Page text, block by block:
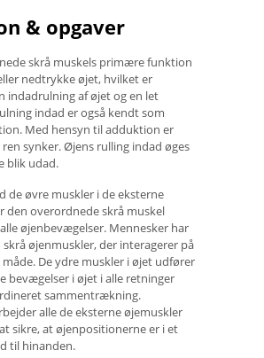
& opgaver
skrå muskels primære funktion
nedtrykke øjet, hvilket er
indadrulning af øjet og en let
indad er også kendt som
Med hensyn til adduktion er
synker. Øjens rulling indad øges
blik udad.
de øvre muskler i de eksterne
den overordnede skrå muskel
øjenbevægelser. Mennesker har
øjenmuskler, der interagerer på
De ydre muskler i øjet udfører
bevægelser i øjet i alle retninger
sammentrækning.
alle de eksterne øjemuskler
sikre, at øjenpositionerne er i et
til hinanden.